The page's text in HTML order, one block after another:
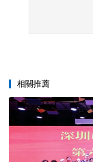
相關推薦